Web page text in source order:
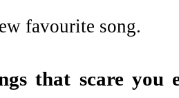
favourite song.
that scare you